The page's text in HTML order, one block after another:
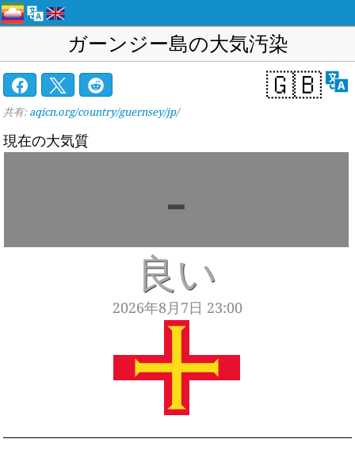
ガーンジー島の大気汚染
🇬🇧
共有: aqicn.org/country/guernsey/jp/
現在の大気質
-
良い
2026年8月7日 23:00